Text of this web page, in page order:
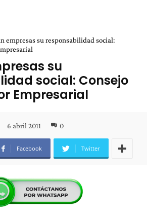
empresas su responsabilidad social:
su
social: Consejo
Empresarial
6 abril 2011 0
Facebook Twitter